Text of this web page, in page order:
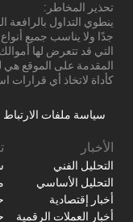
تحذير المخاطر:
ينطوي التداول بالرافعة
جدًا ولا يناسب جميع
التي قد تتعرض لها
المقدمة على الموقع هي
كأداة لاتخاذ أي قرارات
سياسة ملفات الارتباط
الأخبار
التحليل الفني
التحليل الأساسي
أخبار إقتصادية
أخبار العملات الرقمية